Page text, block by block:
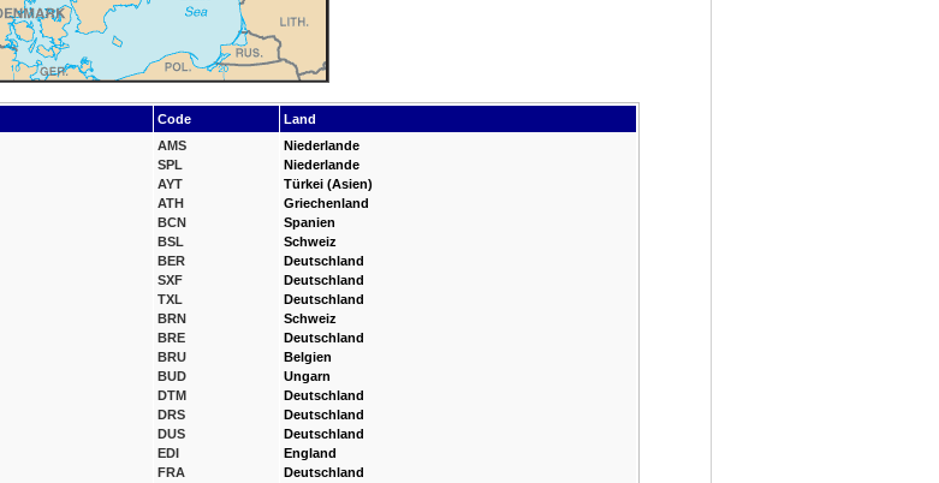
Code
Land
AMS
SPL
AYT
ATH
BCN
BSL
BER
SXF
TXL
BRN
BRE
BRU
BUD
DTM
DRS
DUS
EDI
FRA
Niederlande
Niederlande
Türkei (Asien)
Griechenland
Spanien
Schweiz
Deutschland
Deutschland
Deutschland
Schweiz
Deutschland
Belgien
Ungarn
Deutschland
Deutschland
Deutschland
England
Deutschland